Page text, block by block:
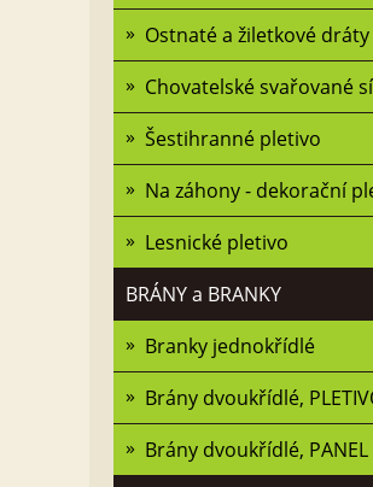
Ostnaté a žiletkové dráty
Chovatelské svařované
Šestihranné pletivo
Na záhony - dekorační
Lesnické pletivo
BRÁNY a BRANKY
Branky jednokřídlé
Brány dvoukřídlé,
Brány dvoukřídlé, PANEL